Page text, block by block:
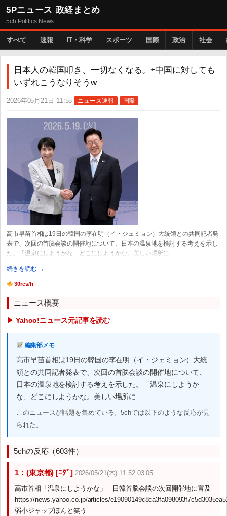
5Pニュース 政経まとめ
5ch Politics News
すべて 速報 IT・科学 スポーツ 国際 政治 社会
日本人の韓国叩き、一切なくなる。⇦中国に対しても
いずれこうなりそうw
2026年05月21日 11:55 ニュース速報 国際
高市早苗首相は19日の韓国の李在明（イ・ジェミョン）大統領との共同記者発
表で、次回の首脳会談の開催地について、日本の温泉地を検討する考えを示し
た。「温泉にしようかな、どこにしようかな。美しい場所に
続きを読む →
30res/h
ニュース概要
▶ Yahoo!ニュース元記事を読む
編集部メモ
高市早苗首相は19日の韓国の李在明（イ・ジェミョン）大統
領との共同記者発表で、次回の首脳会談の開催地について、
日本の温泉地を検討する考えを示した。「温泉にしようか
な、どこにしようかな。美しい場所に
このニュースが話題を集めている。5chでは以下のような反応が見
られた。
5chの反応（603件）
1：(東京都) [ﾆﾀﾞ] 2026/05/21(木) 11:52:03.05
高市首相「温泉にしようかな」 日韓首脳会談の次回開催地に言及
https://news.yahoo.co.jp/articles/
弱小ジャップほんと笑う